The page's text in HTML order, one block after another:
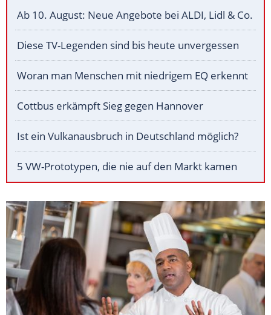
Ab 10. August: Neue Angebote bei ALDI, Lidl & Co.
Diese TV-Legenden sind bis heute unvergessen
Woran man Menschen mit niedrigem EQ erkennt
Cottbus erkämpft Sieg gegen Hannover
Ist ein Vulkanausbruch in Deutschland möglich?
5 VW-Prototypen, die nie auf den Markt kamen